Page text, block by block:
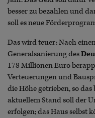
besser zu bezahlen und
soll es neue
Das wird teuer: Nach
Generalsanierung des
178 Millionen Euro
Verteuerungen und
die Höhe getrieben, so
aktuellem Stand soll der
erfolgen; das Haus selbst